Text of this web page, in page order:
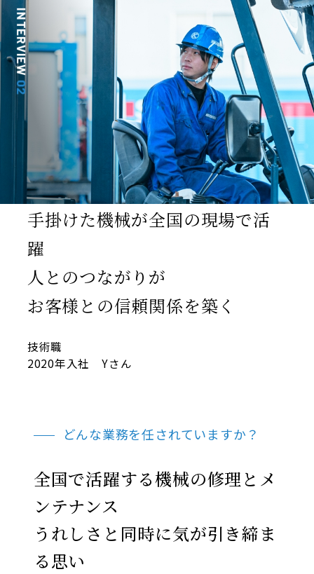
手掛けた機械が全国の現場で活
躍
人とのつながりが
お客様との信頼関係を築く
技術職
2020年入社 Yさん
INTERVIEW
02
どんな業務を任されていますか？
全国で活躍する機械の修理とメ
ンテナンス
うれしさと同時に気が引き締ま
る思い